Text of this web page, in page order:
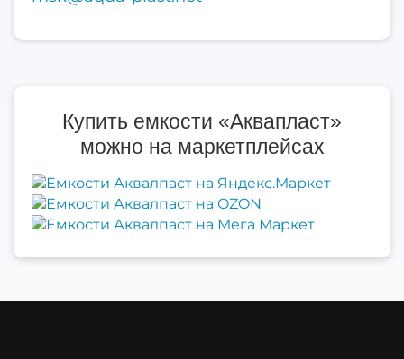
Купить емкости «Аквапласт»
можно на маркетплейсах